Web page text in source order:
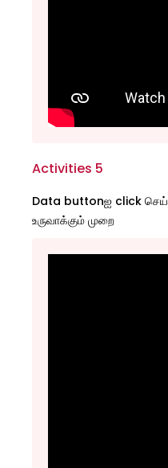
Activities 5
Data buttonஐ click
உருவாக்கும் முறை